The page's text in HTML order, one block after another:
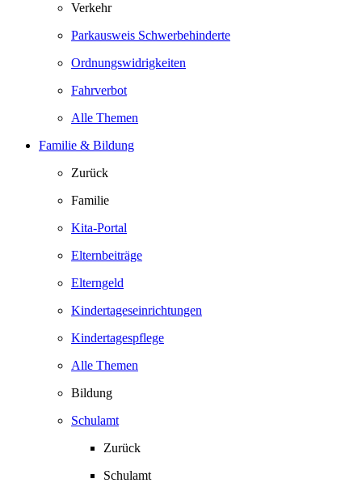
Verkehr
Parkausweis Schwerbehinderte
Ordnungswidrigkeiten
Fahrverbot
Alle Themen
Familie & Bildung
Zurück
Familie
Kita-Portal
Elternbeiträge
Elterngeld
Kindertageseinrichtungen
Kindertagespflege
Alle Themen
Bildung
Schulamt
Zurück
Schulamt